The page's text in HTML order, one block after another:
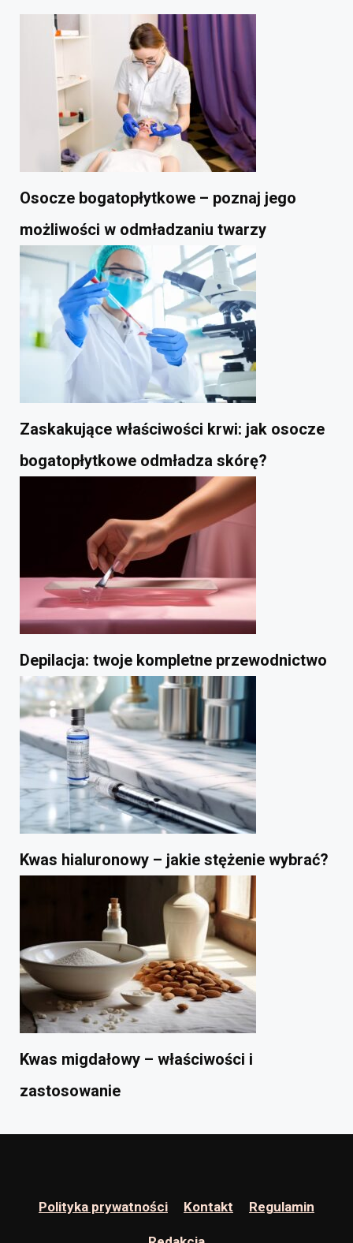
Osocze bogatopłytkowe – poznaj jego
możliwości w odmładzaniu twarzy
Zaskakujące właściwości krwi: jak osocze
bogatopłytkowe odmładza skórę?
Depilacja: twoje kompletne przewodnictwo
Kwas hialuronowy – jakie stężenie wybrać?
Kwas migdałowy – właściwości i
zastosowanie
Polityka prywatności Kontakt Regulamin